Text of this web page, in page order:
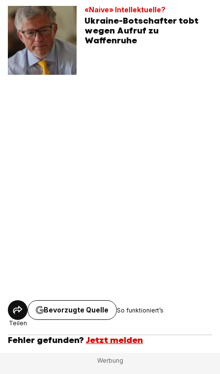
«Naive» Intellektuelle?
Ukraine-Botschafter tobt
wegen Aufruf zu
Waffenruhe
Teilen
Bevorzugte Quelle So funktioniert’s
Fehler gefunden? Jetzt melden